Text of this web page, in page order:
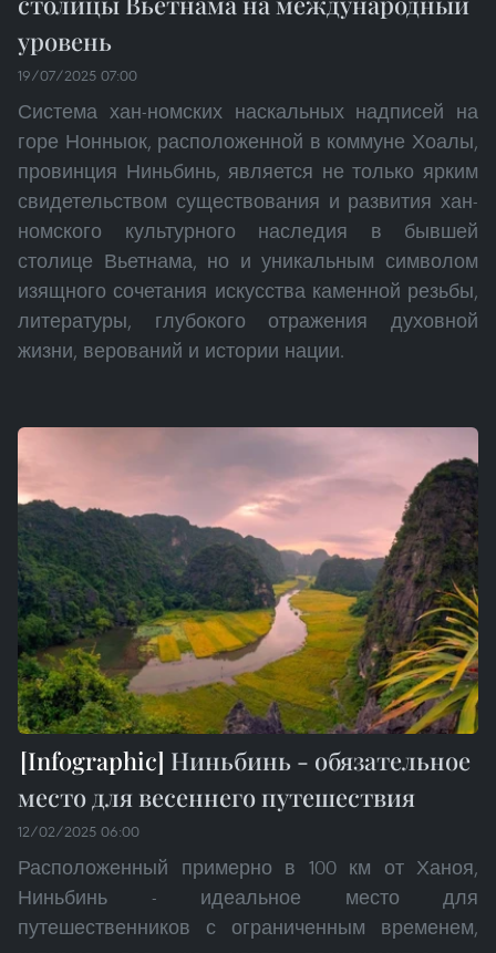
уровень
19/07/2025 07:00
Система хан-номских наскальных надписей на
горе Нонныок, расположенной в коммуне Хоалы,
провинция Ниньбинь, является не только ярким
свидетельством существования и развития хан-
номского культурного наследия в бывшей
столице Вьетнама, но и уникальным символом
изящного сочетания искусства каменной резьбы,
литературы, глубокого отражения духовной
жизни, верований и истории нации.
Ниньбинь - обязательное
место для весеннего путешествия
12/02/2025 06:00
Расположенный примерно в 100 км от Ханоя,
Ниньбинь - идеальное место для
путешественников с ограниченным временем,